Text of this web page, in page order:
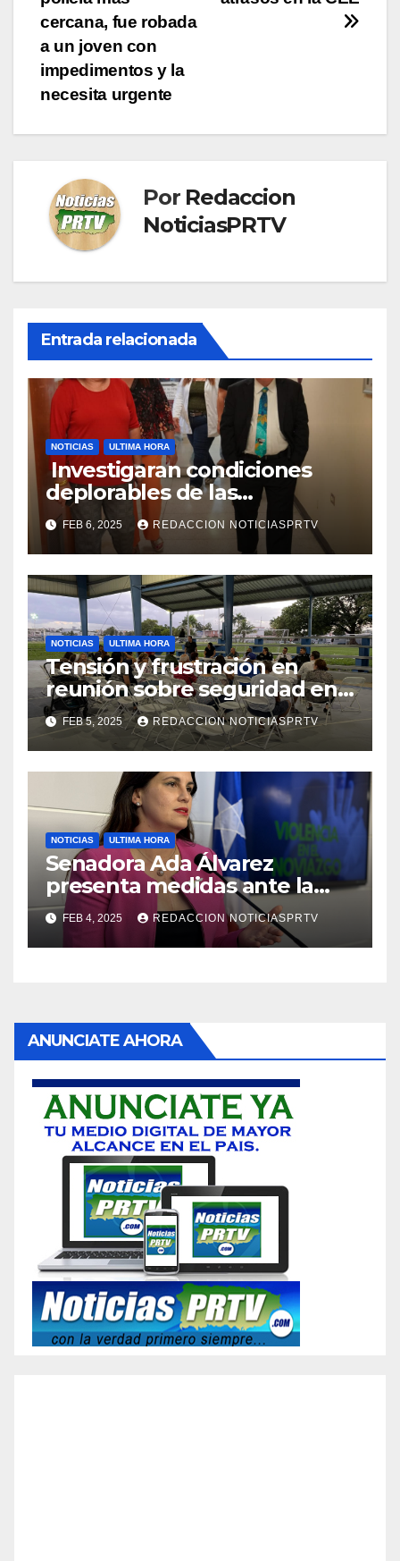
entradas
cercana, fue robada
a un joven con
impedimentos y la
necesita urgente
Por Redaccion
NoticiasPRTV
Entrada relacionada
NOTICIAS ULTIMA HORA
Investigaran condiciones
deplorables de las
facilidades el Departamento
de la Salud en Mayagüez
FEB 6, 2025 REDACCION NOTICIASPRTV
NOTICIAS ULTIMA HORA
Tensión y frustración en
reunión sobre seguridad en
Reparto Metropolitano
FEB 5, 2025 REDACCION NOTICIASPRTV
NOTICIAS ULTIMA HORA
Senadora Ada Álvarez
presenta medidas ante la
violencia en el noviazgo
FEB 4, 2025 REDACCION NOTICIASPRTV
ANUNCIATE AHORA